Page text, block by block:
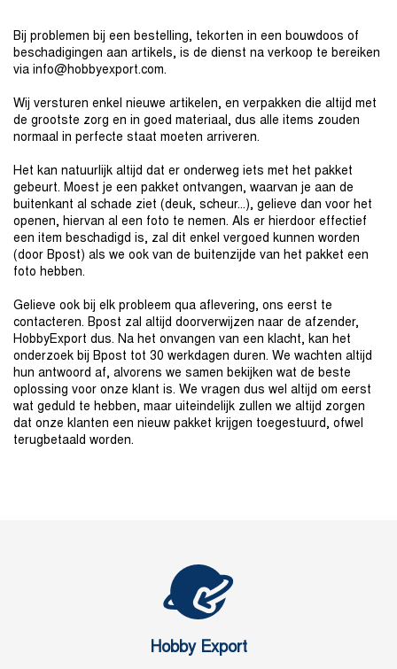
Bij problemen bij een bestelling, tekorten in een bouwdoos of
beschadigingen aan artikels, is de dienst na verkoop te bereiken
via info@hobbyexport.com.
Wij versturen enkel nieuwe artikelen, en verpakken die altijd met
de grootste zorg en in goed materiaal, dus alle items zouden
normaal in perfecte staat moeten arriveren.
Het kan natuurlijk altijd dat er onderweg iets met het pakket
gebeurt. Moest je een pakket ontvangen, waarvan je aan de
buitenkant al schade ziet (deuk, scheur...), gelieve dan voor het
openen, hiervan al een foto te nemen. Als er hierdoor effectief
een item beschadigd is, zal dit enkel vergoed kunnen worden
(door Bpost) als we ook van de buitenzijde van het pakket een
foto hebben.
Gelieve ook bij elk probleem qua aflevering, ons eerst te
contacteren. Bpost zal altijd doorverwijzen naar de afzender,
HobbyExport dus. Na het onvangen van een klacht, kan het
onderzoek bij Bpost tot 30 werkdagen duren. We wachten altijd
hun antwoord af, alvorens we samen bekijken wat de beste
oplossing voor onze klant is. We vragen dus wel altijd om eerst
wat geduld te hebben, maar uiteindelijk zullen we altijd zorgen
dat onze klanten een nieuw pakket krijgen toegestuurd, ofwel
terugbetaald worden.
Hobby Export